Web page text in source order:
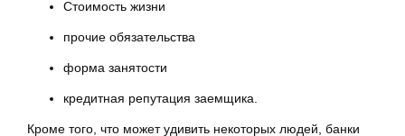
Стоимость жизни
прочие обязательства
форма занятости
кредитная репутация заемщика.
Кроме того, что может удивить некоторых людей, банки